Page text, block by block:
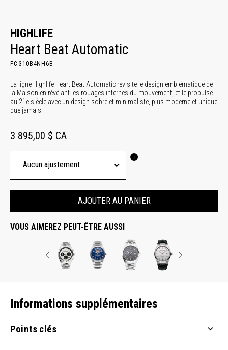
HIGHLIFE
Heart Beat Automatic
FC-310B4NH6B
La ligne Highlife Heart Beat Automatic revisite le design emblématique de
la Maison en révélant les rouages internes du mouvement, et le propulse
au 21e siècle avec un design sobre et minimaliste, plus moderne et unique
que jamais.
3 895,00 $ CA
AJOUTER AU PANIER
VOUS AIMEREZ PEUT-ÊTRE AUSSI
Informations supplémentaires
Points clés